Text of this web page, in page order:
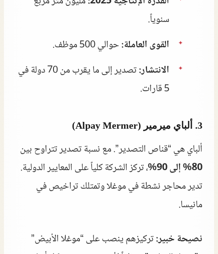
سنوياً.
القوى العاملة:حوالي 500 موظف.
الانتشار:
تصدير إلى ما يقرب من 70 دولة في
5 قارات.
3. ألباي ميرمير (Alpay Mermer)
ألباي هي “قناص التصدير”. مع نسبة تصدير تتراوح بين
80% إلى 90%
، تركز الشركة كلياً على المعايير الدولية.
تدير محاجر نشطة في موغلا وتمتلك تراخيص في
مانيسا.
نصيحة خبير:تركيزهم ينصب على “موغلا الأبيض”